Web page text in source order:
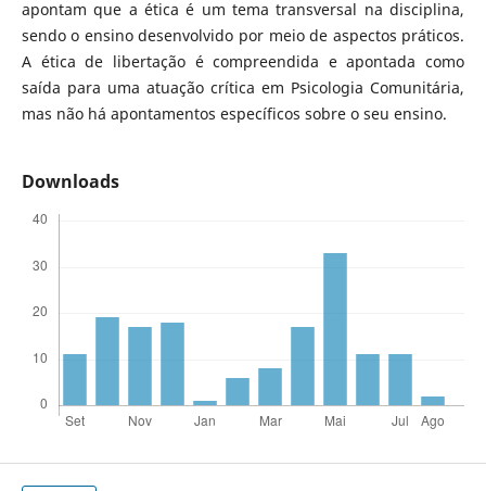
apontam que a ética é um tema transversal na disciplina,
sendo o ensino desenvolvido por meio de aspectos práticos.
A ética de libertação é compreendida e apontada como
saída para uma atuação crítica em Psicologia Comunitária,
mas não há apontamentos específicos sobre o seu ensino.
Downloads